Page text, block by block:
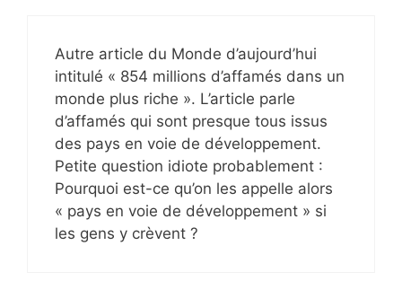
Autre article du Monde d’aujourd’hui
intitulé « 854 millions d’affamés dans un
monde plus riche ». L’article parle
d’affamés qui sont presque tous issus
des pays en voie de développement.
Petite question idiote probablement :
Pourquoi est-ce qu’on les appelle alors
« pays en voie de développement » si
les gens y crèvent ?